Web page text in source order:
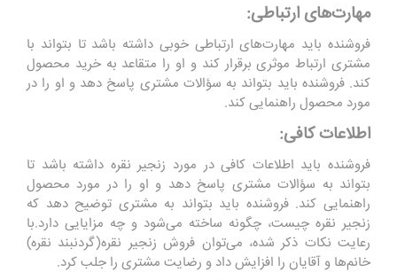
مهارت‌های ارتباطی:
فروشنده باید مهارت‌های ارتباطی خوبی داشته باشد تا بتواند با
مشتری ارتباط موثری برقرار کند و او را متقاعد به خرید محصول
کند. فروشنده باید بتواند به سؤالات مشتری پاسخ دهد و او را در
مورد محصول راهنمایی کند.
اطلاعات کافی:
فروشنده باید اطلاعات کافی در مورد زنجیر نقره داشته باشد تا
بتواند به سؤالات مشتری پاسخ دهد و او را در مورد محصول
راهنمایی کند. فروشنده باید بتواند به مشتری توضیح دهد که
زنجیر نقره چیست، چگونه ساخته می‌شود و چه مزایایی دارد.با
رعایت نکات ذکر شده، می‌توان فروش زنجیر نقره(گردنبند نقره)
خانم‌ها و آقایان را افزایش داد و رضایت مشتری را جلب کرد.